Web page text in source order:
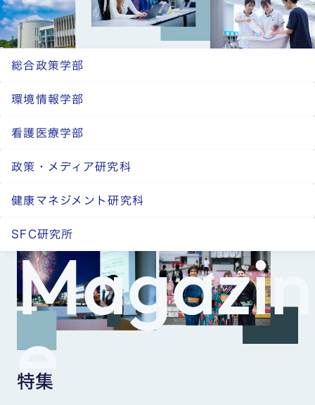
総合政策学部
環境情報学部
看護医療学部
政策・メディア研究科
健康マネジメント研究科
SFC研究所
特集
Magazin
e